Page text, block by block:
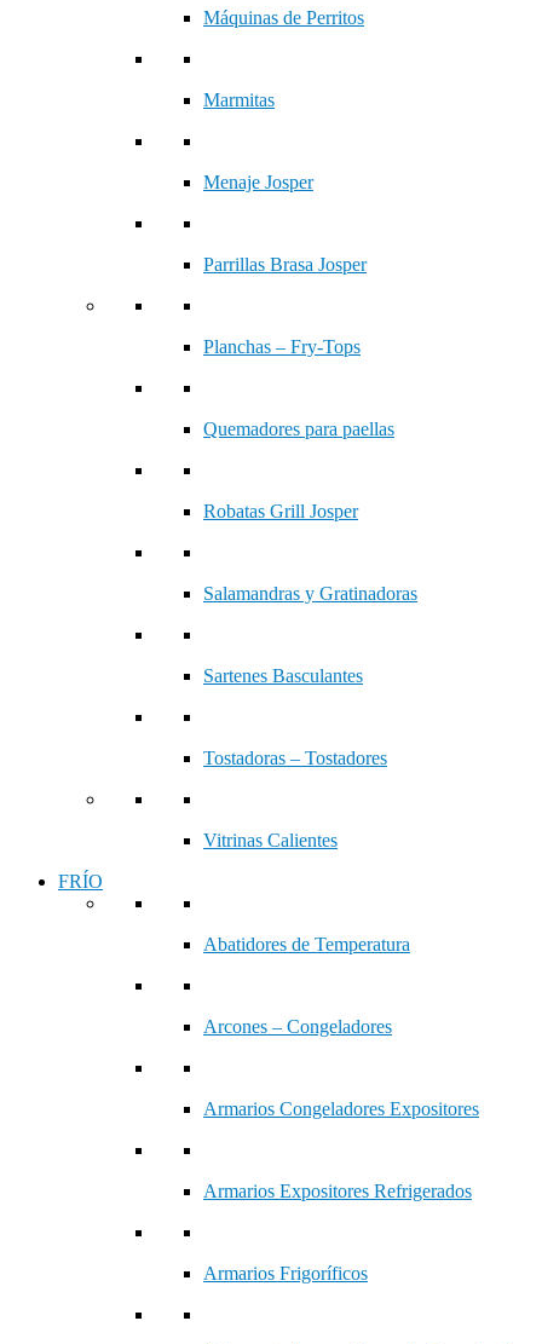
Máquinas de Perritos
Marmitas
Menaje Josper
Parrillas Brasa Josper
Planchas – Fry-Tops
Quemadores para paellas
Robatas Grill Josper
Salamandras y Gratinadoras
Sartenes Basculantes
Tostadoras – Tostadores
Vitrinas Calientes
FRÍO
Abatidores de Temperatura
Arcones – Congeladores
Armarios Congeladores Expositores
Armarios Expositores Refrigerados
Armarios Frigoríficos